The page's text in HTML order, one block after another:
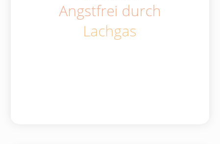
Angstfrei durch
Lachgas